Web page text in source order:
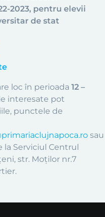
2023, pentru elevii
de stat
loc în perioada 12 –
interesate pot
punctele de
sau
la Serviciul Centrul
str. Moților nr.7